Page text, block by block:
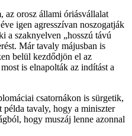
az orosz állami óriásvállalat
igen agresszívan noszogatják
a szaknyelven „hosszú távú
Már tavaly májusban is
belül kezdődjön el az
is elnapolták az indítást a
csatornákon is sürgetik,
tavaly, hogy a miniszter
hogy muszáj lenne azonnal